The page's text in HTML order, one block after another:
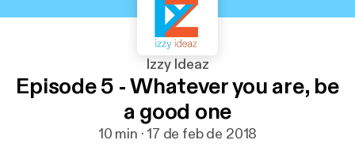
Izzy Ideaz
Episode 5 - Whatever you are, be
a good one
10 min · 17 de feb de 2018